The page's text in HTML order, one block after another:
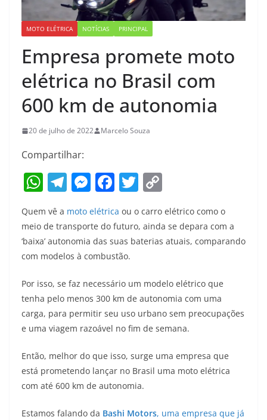
MOTO ELÉTRICA NOTÍCIAS PRINCIPAL
Empresa promete moto
elétrica no Brasil com
600 km de autonomia
20 de julho de 2022 Marcelo Souza
Compartilhar:
W
h
at
s
A
p
p
T
e
gr
a
m
M
e
ss
e
n
g
er
F
c
e
b
o
o
k
T
itt
er
o
p
y
n
k
Quem vê a moto elétrica ou o carro elétrico como o
meio de transporte do futuro, ainda se depara com a
‘baixa’ autonomia das suas baterias atuais, comparando
com modelos à combustão.
Por isso, se faz necessário um modelo elétrico que
tenha pelo menos 300 km de autonomia com uma
carga, para permitir seu uso urbano sem preocupações
e uma viagem razoável no fim de semana.
Então, melhor do que isso, surge uma empresa que
está prometendo lançar no Brasil uma moto elétrica
com até 600 km de autonomia.
Estamos falando da Bashi Motors, uma empresa que já